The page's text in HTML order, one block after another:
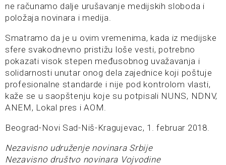
ne računamo dalje urušavanje medijskih sloboda i
položaja novinara i medija.
Smatramo da je u ovim vremenima, kada iz medijske
sfere svakodnevno pristižu loše vesti, potrebno
pokazati visok stepen međusobnog uvažavanja i
solidarnosti unutar onog dela zajednice koji poštuje
profesionalne standarde i nije pod kontrolom vlasti,
kaže se u saopštenju koje su potpisali NUNS, NDNV,
ANEM, Lokal pres i AOM.
Beograd-Novi Sad-Niš-Kragujevac, 1. februar 2018.
Nezavisno udruženje novinara Srbije
Nezavisno društvo novinara Vojvodine